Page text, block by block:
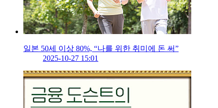
일본 50세 이상 80%, “나를 위한 취미에 돈 써”
2025-10-27 15:01